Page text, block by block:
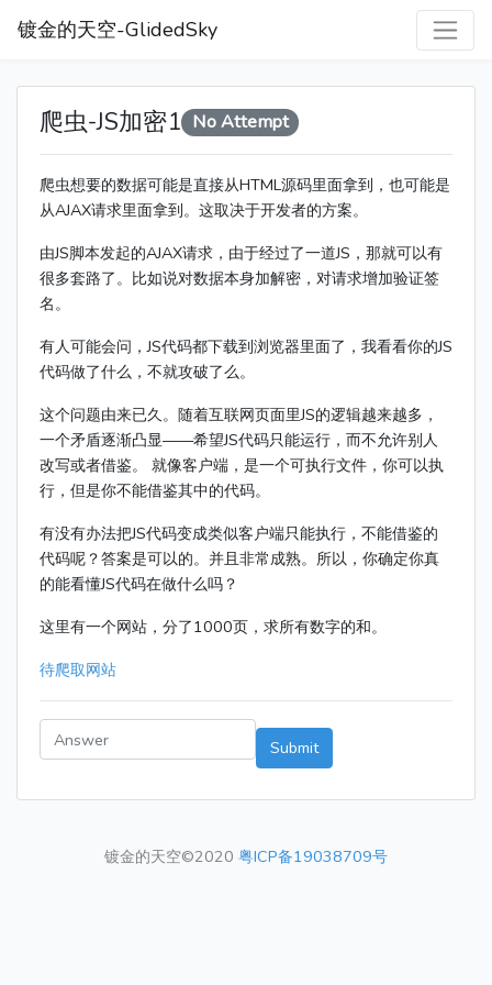
镀金的天空-GlidedSky
爬虫-JS加密1 No Attempt
爬虫想要的数据可能是直接从HTML源码里面拿到，也可能是
从AJAX请求里面拿到。这取决于开发者的方案。
由JS脚本发起的AJAX请求，由于经过了一道JS，那就可以有
很多套路了。比如说对数据本身加解密，对请求增加验证签
名。
有人可能会问，JS代码都下载到浏览器里面了，我看看你的JS
代码做了什么，不就攻破了么。
这个问题由来已久。随着互联网页面里JS的逻辑越来越多，
一个矛盾逐渐凸显——希望JS代码只能运行，而不允许别人
改写或者借鉴。 就像客户端，是一个可执行文件，你可以执
行，但是你不能借鉴其中的代码。
有没有办法把JS代码变成类似客户端只能执行，不能借鉴的
代码呢？答案是可以的。并且非常成熟。所以，你确定你真
的能看懂JS代码在做什么吗？
这里有一个网站，分了1000页，求所有数字的和。
待爬取网站
Submit
镀金的天空©2020 粤ICP备19038709号